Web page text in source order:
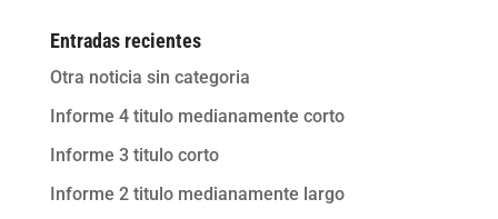
Entradas recientes
Otra noticia sin categoria
Informe 4 titulo medianamente corto
Informe 3 titulo corto
Informe 2 titulo medianamente largo